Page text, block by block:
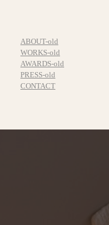
ABOUT-old
WORKS-old
AWARDS-old
PRESS-old
CONTACT